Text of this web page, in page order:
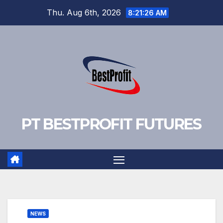
Thu. Aug 6th, 2026 8:21:27 AM
PT BESTPROFIT FUTURES
NEWS